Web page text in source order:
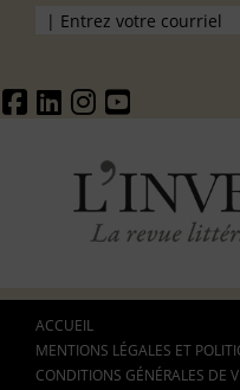
ACCUEIL
MENTIONS LÉGALES ET
CONDITIONS GÉNÉRALES DE